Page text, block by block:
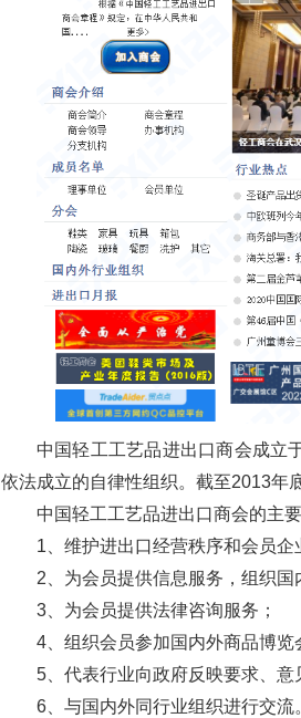
中国轻工工艺品进出口商会成立
依法成立的自律性组织。截至2013年
中国轻工工艺品进出口商会的主
1、维护进出口经营秩序和会员
2、为会员提供信息服务，组织国
3、为会员提供法律咨询服务；
4、组织会员参加国内外商品博览
5、代表行业向政府反映要求、意
6、与国内外同行业组织进行交流